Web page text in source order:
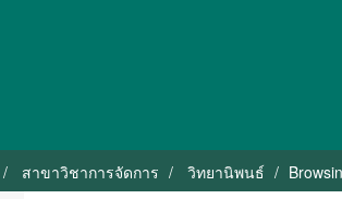
สาขาวิชาการจัดการ วิทยานิพนธ์